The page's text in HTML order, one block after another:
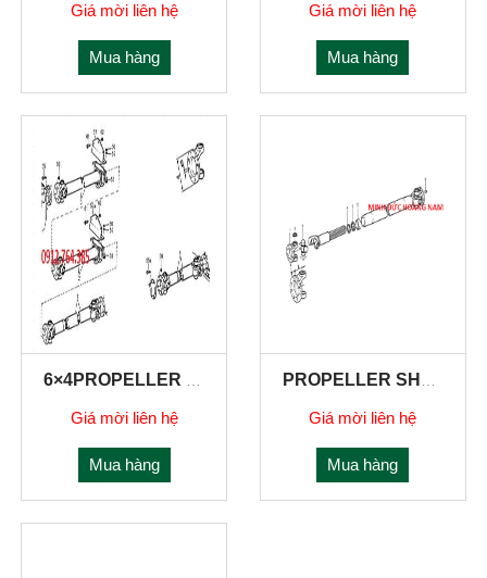
Giá mời liên hệ
Mua hàng
Giá mời liên hệ
Mua hàng
6×4PROPELLER SHAFTS
Giá mời liên hệ
Mua hàng
PROPELLER SHAFTS FOR FIRST REAR AXLE
Giá mời liên hệ
Mua hàng